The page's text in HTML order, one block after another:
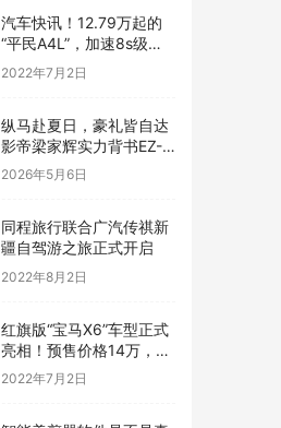
汽车快讯！12.79万起的
“平民A4L”，加速8s级，
一公里五毛钱，上市就锁
定爆款
2022年7月2日
纵马赴夏日，豪礼皆自达
影帝梁家辉实力背书EZ-
60马年版上市 EZ-6超级
置换季开启
2026年5月6日
同程旅行联合广汽传祺新
疆自驾游之旅正式开启
2022年8月2日
红旗版“宝马X6”车型正式
亮相！预售价格14万，跨
界轿跑SUV外观动感炫酷
2022年7月2日